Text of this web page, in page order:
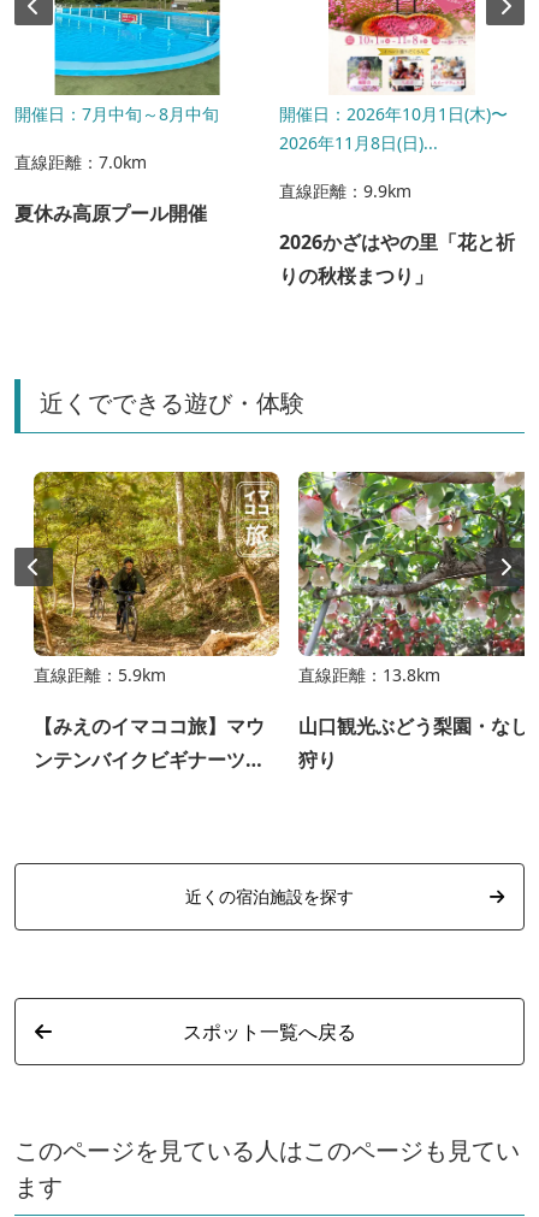
開催日：7月中旬～8月中旬
直線距離：7.0km
夏休み高原プール開催
開催日：2026年10月1日(木)〜
2026年11月8日(日)...
直線距離：9.9km
2026かざはやの里「花と祈
りの秋桜まつり」
近くでできる遊び・体験
直線距離：5.9km
【みえのイマココ旅】マウ
ンテンバイクビギナーツア
直線距離：13.8km
山口観光ぶどう梨園・なし
狩り
近くの宿泊施設を探す
スポット一覧へ戻る
このページを見ている人はこのページも見てい
ます